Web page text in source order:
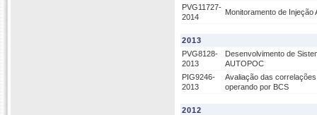
PVG11727-
2014
Monitoramento de
2013
PVG8128-
2013
Desenvolvimento de
AUTOPOC
PIG9246-
2013
Avaliação das
operando por BCS
2012